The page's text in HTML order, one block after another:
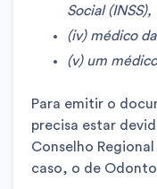
Social (INSS),
(iv) médico
(v) um
Para emitir o
precisa estar
Conselho
caso, o de